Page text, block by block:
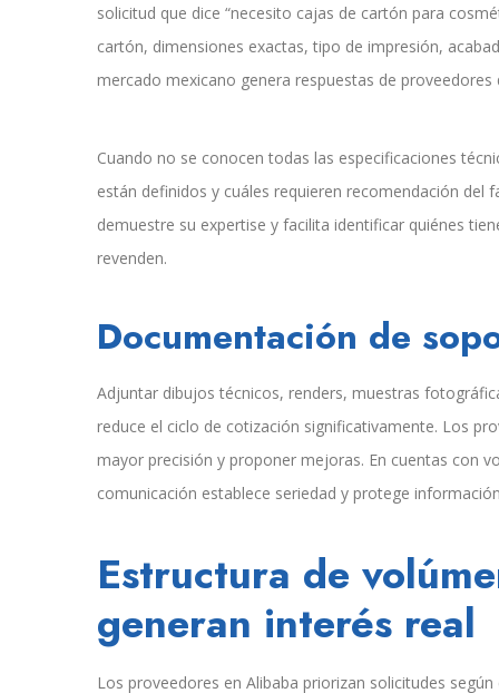
solicitud que dice “necesito cajas de cartón para
cartón, dimensiones exactas, tipo de impresión,
mercado mexicano genera respuestas de
Cuando no se conocen todas las especificaciones
están definidos y cuáles requieren recomendación del
demuestre su expertise y facilita identificar quiénes
revenden.
Documentación de
Adjuntar dibujos técnicos, renders, muestras
reduce el ciclo de cotización significativamente. Los
mayor precisión y proponer mejoras. En cuentas con
comunicación establece seriedad y protege
Estructura de
generan interés real
Los proveedores en Alibaba priorizan solicitudes